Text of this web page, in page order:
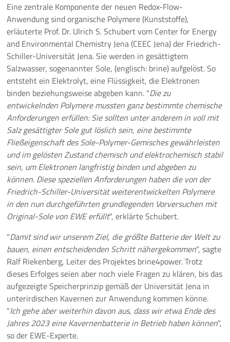
Mehr
Eine zentrale Komponente der neuen Redox-Flow-
Anwendung sind organische Polymere (Kunststoffe),
erläuterte Prof. Dr. Ulrich S. Schubert vom Center for Energy
and Environmental Chemistry Jena (CEEC Jena) der Friedrich-
Schiller-Universität Jena. Sie werden in gesättigtem
Salzwasser, sogenannter Sole, (englisch: brine) aufgelöst. So
entsteht ein Elektrolyt, eine Flüssigkeit, die Elektronen
binden beziehungsweise abgeben kann. "Die zu
entwickelnden Polymere mussten ganz bestimmte chemische
Anforderungen erfüllen: Sie sollten unter anderem in voll mit
Salz gesättigter Sole gut löslich sein, eine bestimmte
Fließeigenschaft des Sole-Polymer-Gemisches gewährleisten
und im gelösten Zustand chemisch und elektrochemisch stabil
sein, um Elektronen langfristig binden und abgeben zu
können. Diese speziellen Anforderungen haben die von der
Friedrich-Schiller-Universität weiterentwickelten Polymere
in den nun durchgeführten grundlegenden Vorversuchen mit
Original-Sole von EWE erfüllt", erklärte Schubert.
"Damit sind wir unserem Ziel, die größte Batterie der Welt zu
bauen, einen entscheidenden Schritt nähergekommen", sagte
Ralf Riekenberg, Leiter des Projektes brine4power. Trotz
dieses Erfolges seien aber noch viele Fragen zu klären, bis das
aufgezeigte Speicherprinzip gemäß der Universität Jena in
unterirdischen Kavernen zur Anwendung kommen könne.
"Ich gehe aber weiterhin davon aus, dass wir etwa Ende des
Jahres 2023 eine Kavernenbatterie in Betrieb haben können",
so der EWE-Experte.